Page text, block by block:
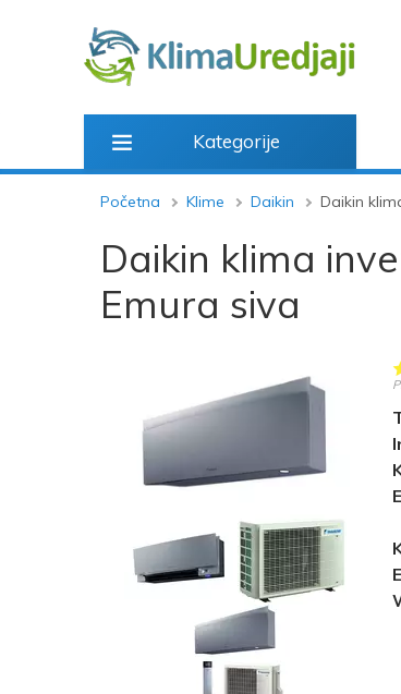
Kategorije
Početna Klime Daikin Daikin
Daikin klima
Emura siva